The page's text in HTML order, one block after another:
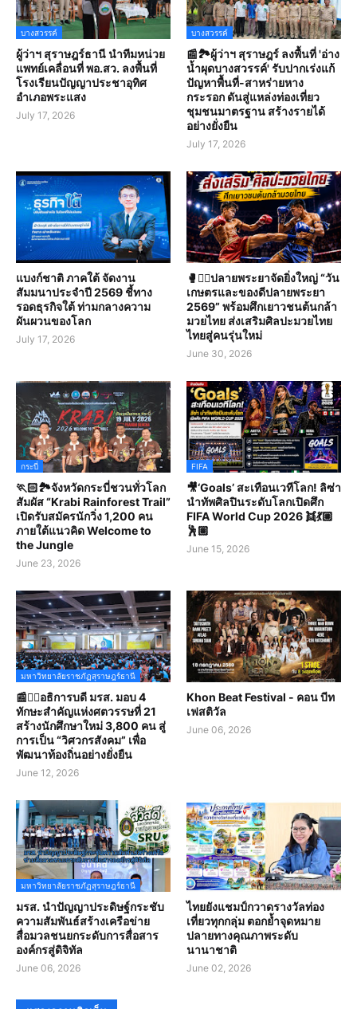
บางสวรรค์
ผู้ว่าฯ สุราษฎร์ธานี นำทีมหน่วย
แพทย์เคลื่อนที่ พอ.สว. ลงพื้นที่
โรงเรียนปัญญาประชาอุทิศ
อำเภอพระแสง
July 17, 2026
บางสวรรค์
📰🏞️ผู้ว่าฯ สุราษฎร์ ลงพื้นที่ 'อ่าง
น้ำผุดบางสวรรค์' รับปากเร่งแก้
ปัญหาพื้นที่-สาหร่ายหาง
กระรอก ดันสู่แหล่งท่องเที่ยว
ชุมชนมาตรฐาน สร้างรายได้
อย่างยั่งยืน
July 17, 2026
แบงก์ชาติ ภาคใต้ จัดงาน
สัมมนาประจำปี 2569 ชี้ทาง
รอดธุรกิจใต้ ท่ามกลางความ
ผันผวนของโลก
July 17, 2026
🥊🤼‍♀️ปลายพระยาจัดยิ่งใหญ่ “วัน
เกษตรและของดีปลายพระยา
2569” พร้อมศึกเยาวชนต้นกล้า
มวยไทย ส่งเสริมศิลปะมวยไทย
ไทยสู่คนรุ่นใหม่
June 30, 2026
กระบี่
🏃🏻🏞️จังหวัดกระบี่ชวนทั่วโลก
สัมผัส “Krabi Rainforest Trail”
เปิดรับสมัครนักวิ่ง 1,200 คน
ภายใต้แนวคิด Welcome to
the Jungle
June 23, 2026
FIFA
🎥‘Goals’ สะเทือนเวทีโลก! ลิซ่า
นำทัพศิลปินระดับโลกเปิดศึก
FIFA World Cup 2026 👯💃🏼
🕺🏽
June 15, 2026
มหาวิทยาลัยราชภัฏสุราษฎร์ธานี
📰✍🏻อธิการบดี มรส. มอบ 4
ทักษะสำคัญแห่งศตวรรษที่ 21
สร้างนักศึกษาใหม่ 3,800 คน สู่
การเป็น “วิศวกรสังคม” เพื่อ
พัฒนาท้องถิ่นอย่างยั่งยืน
June 12, 2026
Khon Beat Festival - คอน บีท
เฟสติวัล
June 06, 2026
มหาวิทยาลัยราชภัฏสุราษฎร์ธานี
มรส. นำปัญญาประดิษฐ์กระชับ
ความสัมพันธ์สร้างเครือข่าย
สื่อมวลชนยกระดับการสื่อสาร
องค์กรสู่ดิจิทัล
June 06, 2026
ไทยยังแชมป์กวาดรางวัลท่อง
เที่ยวทุกกลุ่ม ตอกย้ำจุดหมาย
ปลายทางคุณภาพระดับ
นานาชาติ
June 02, 2026